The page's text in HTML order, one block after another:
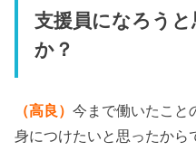
支援員になろう
か？
（高良）今まで働いたこと
身につけたいと思ったから